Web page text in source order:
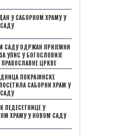
У САБОРНОМ ХРАМУ У
САДУ ОДРЖАН ПРИЈЕМНИ
УПИС У БОГОСЛОВИЈЕ
ПРАВОСЛАВНЕ ЦРКВЕ
ПОКРАЈИНСКЕ
САБОРНИ ХРАМ У
ПЕДЕСЕТНИЦЕ У
ХРАМУ У НОВОМ САДУ